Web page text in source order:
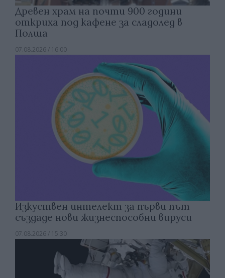
Древен храм на почти 900 години
откриха под кафене за сладолед в
Полша
07.08.2026 / 16:00
Изкуствен интелект за първи път
създаде нови жизнеспособни вируси
07.08.2026 / 15:30